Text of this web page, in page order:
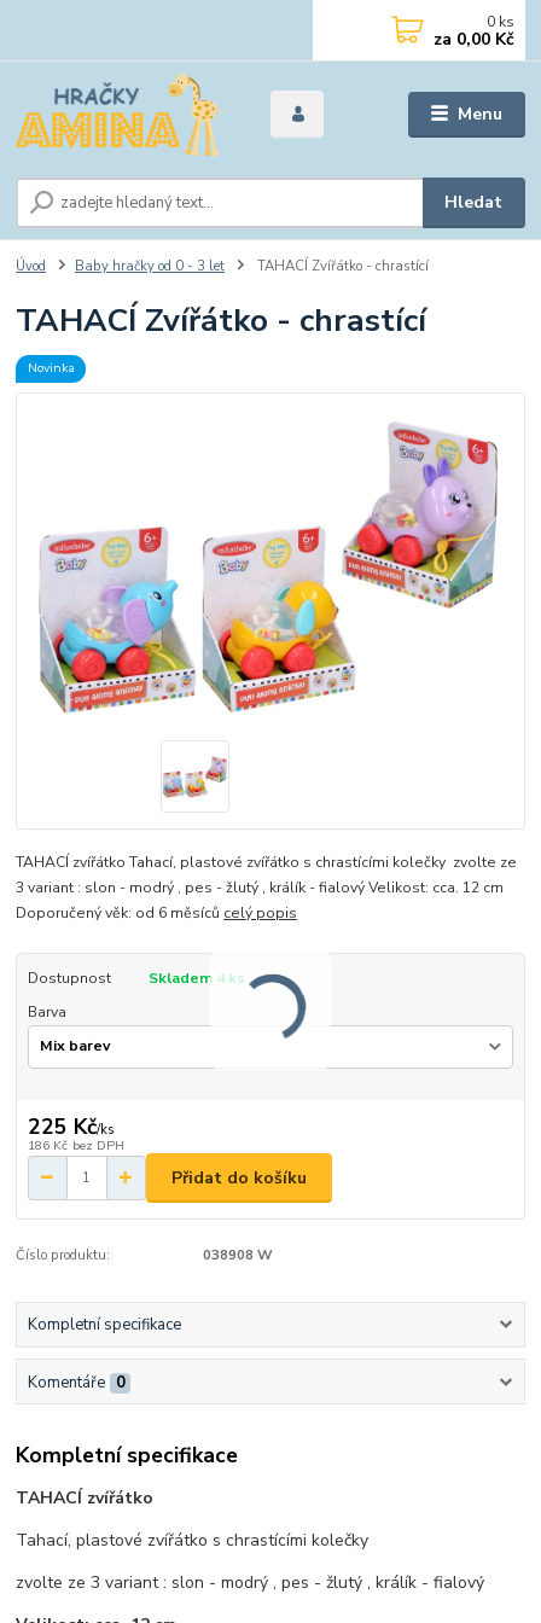
Menu
Hledat
0 ks
za 0,00 Kč
Úvod Baby hračky od 0 - 3 let TAHACÍ Zvířátko - chrastící
TAHACÍ Zvířátko - chrastící
Novinka
TAHACÍ zvířátko Tahací, plastové zvířátko s chrastícími kolečky zvolte ze
3 variant : slon - modrý , pes - žlutý , králík - fialový Velikost: cca. 12 cm
Doporučený věk: od 6 měsíců celý popis
Dostupnost
Skladem 4 ks
Barva
225 Kč/ks
186 Kč bez DPH
Přidat do košíku
Číslo produktu: 038908 W
Kompletní specifikace
Komentáře 0
Kompletní specifikace
TAHACÍ zvířátko
Tahací, plastové zvířátko s chrastícími kolečky
zvolte ze 3 variant : slon - modrý , pes - žlutý , králík - fialový